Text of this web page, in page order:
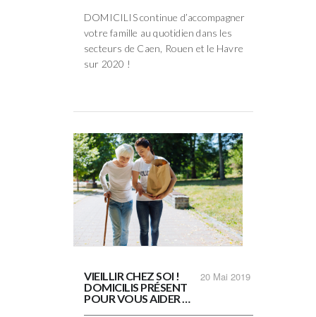
DOMICILIS continue d’accompagner
votre famille au quotidien dans les
secteurs de Caen, Rouen et le Havre
sur 2020 !
20 Mai 2019
VIEILLIR CHEZ SOI !
DOMICILIS PRÉSENT
POUR VOUS AIDER …